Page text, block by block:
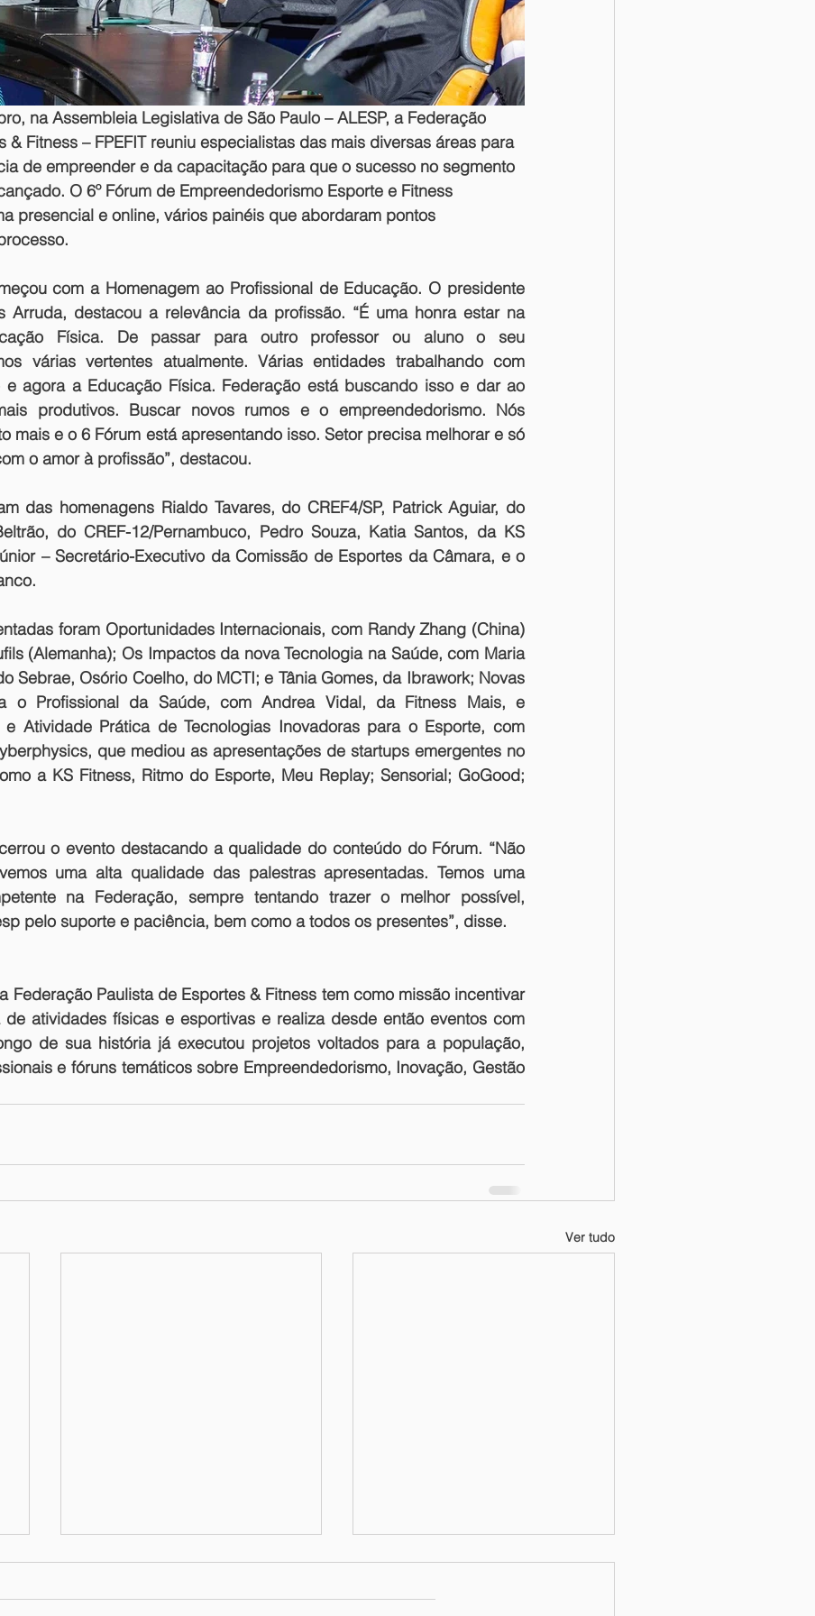
na Assembleia Legislativa de São Paulo – ALESP, a Federação
& Fitness – FPEFIT reuniu especialistas das mais diversas áreas para
de empreender e da capacitação para que o sucesso no segmento
O 6º Fórum de Empreendedorismo Esporte e Fitness
presencial e online, vários painéis que abordaram pontos
com a Homenagem ao Profissional de Educação. O presidente
Arruda, destacou a relevância da profissão. “É uma honra estar na
Física. De passar para outro professor ou aluno o seu
várias vertentes atualmente. Várias entidades trabalhando com
e agora a Educação Física. Federação está buscando isso e dar ao
produtivos. Buscar novos rumos e o empreendedorismo. Nós
mais e o 6 Fórum está apresentando isso. Setor precisa melhorar e só
o amor à profissão”, destacou.
das homenagens Rialdo Tavares, do CREF4/SP, Patrick Aguiar, do
do CREF-12/Pernambuco, Pedro Souza, Katia Santos, da KS
– Secretário-Executivo da Comissão de Esportes da Câmara, e o
foram Oportunidades Internacionais, com Randy Zhang (China)
(Alemanha); Os Impactos da nova Tecnologia na Saúde, com Maria
Sebrae, Osório Coelho, do MCTI; e Tânia Gomes, da Ibrawork; Novas
o Profissional da Saúde, com Andrea Vidal, da Fitness Mais, e
e Atividade Prática de Tecnologias Inovadoras para o Esporte, com
que mediou as apresentações de startups emergentes no
a KS Fitness, Ritmo do Esporte, Meu Replay; Sensorial; GoGood;
o evento destacando a qualidade do conteúdo do Fórum. “Não
uma alta qualidade das palestras apresentadas. Temos uma
na Federação, sempre tentando trazer o melhor possível,
pelo suporte e paciência, bem como a todos os presentes”, disse.
Federação Paulista de Esportes & Fitness tem como missão incentivar
atividades físicas e esportivas e realiza desde então eventos com
de sua história já executou projetos voltados para a população,
e fóruns temáticos sobre Empreendedorismo, Inovação, Gestão
Ver tudo